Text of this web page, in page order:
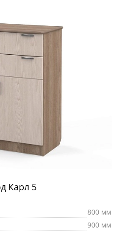
Карл 5
800 мм
900 мм